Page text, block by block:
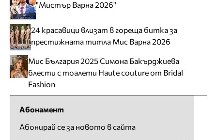
"Мистър Варна 2026"
24 красавици влизат в гореща битка за
престижната титла Мис Варна 2026
Мис България 2025 Симона Бакърджиева
блести с тоалети Haute couture от Bridal
Fashion
Абонамент
Абонирай се за новото в сайта